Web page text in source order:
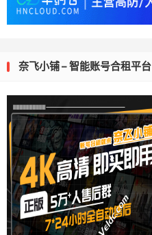
奈飞小铺 – 智能账号合租平台